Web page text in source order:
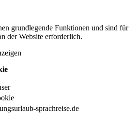
grundlegende Funktionen und sind für
der Website erforderlich.
sprachreise.de